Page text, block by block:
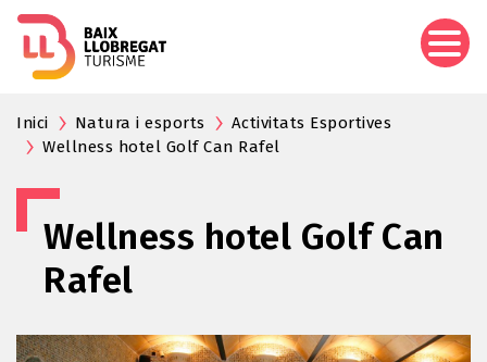
Inici Natura i esports
Activitats Esportives
Wellness hotel Golf Can Rafel
Wellness hotel Golf Can
Rafel